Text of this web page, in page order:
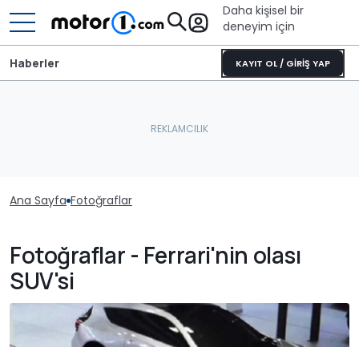
Daha kişisel bir
deneyim için
KAYIT OL / GİRİŞ YAP
Haberler
Ana Sayfa Fotoğraflar
Fotoğraflar - Ferrari'nin olası
SUV'si